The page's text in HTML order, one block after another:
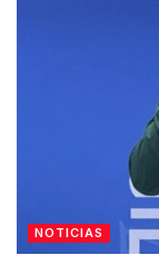
NOTICIAS